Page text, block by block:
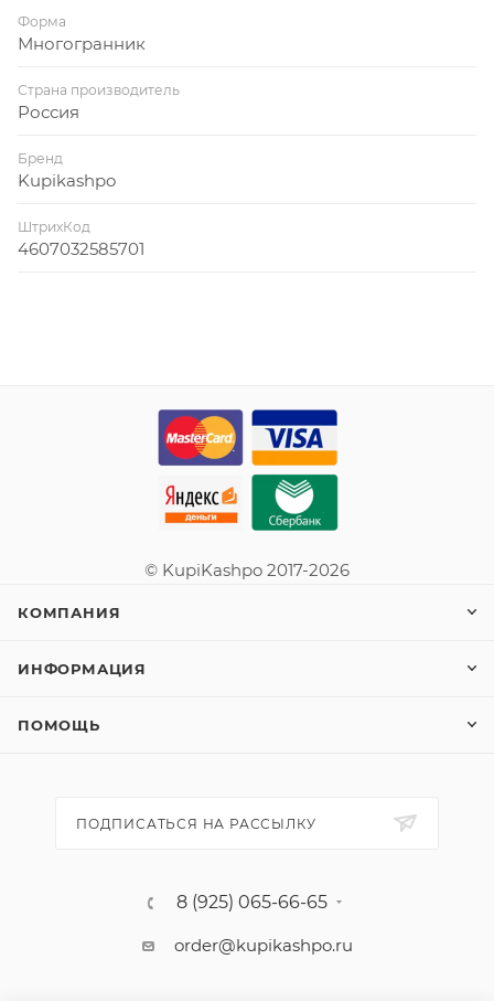
Форма
Многогранник
Страна производитель
Россия
Бренд
Kupikashpo
ШтрихКод
4607032585701
© KupiKashpo 2017-2026
КОМПАНИЯ
ИНФОРМАЦИЯ
ПОМОЩЬ
ПОДПИСАТЬСЯ НА РАССЫЛКУ
8 (925) 065-66-65
order@kupikashpo.ru